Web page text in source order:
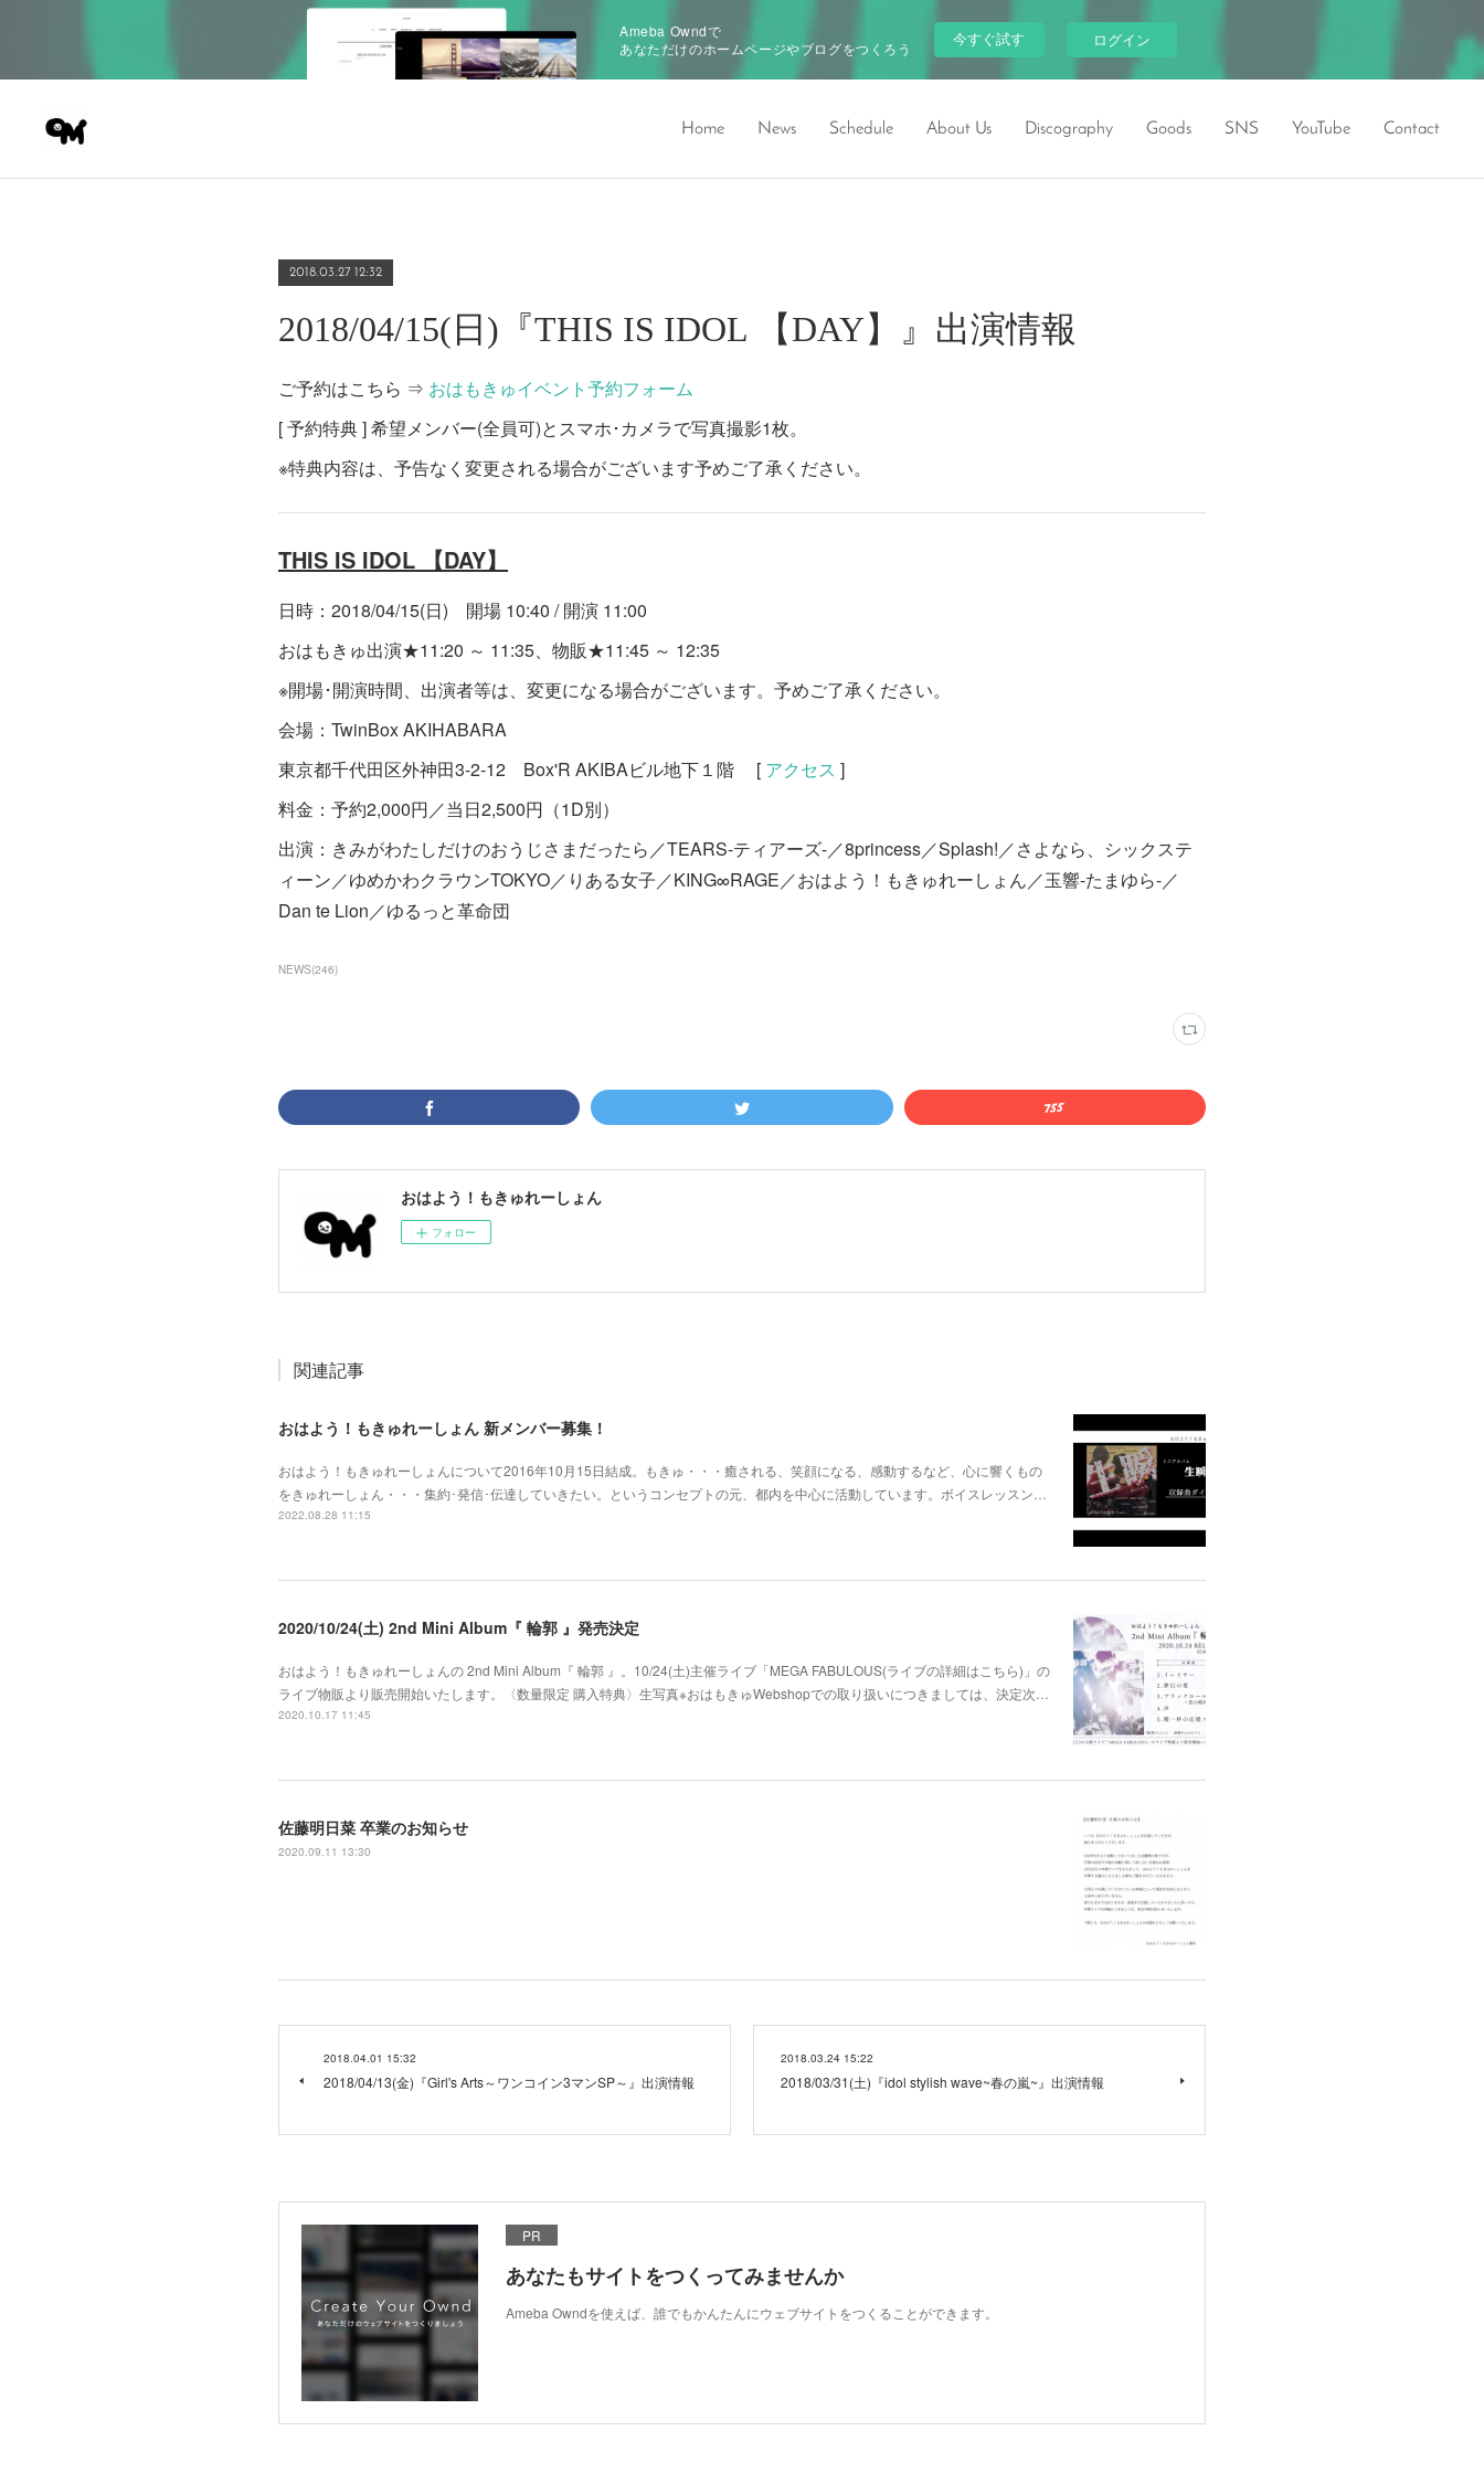
Ameba Owndで
あなただけのホームページやブログをつくろう
今すぐ試す ログイン
Home News Schedule About Us Discography Goods SNS YouTube Contact
2018.03.27 12:32
2018/04/15(日)『THIS IS IDOL 【DAY】』出演情報
ご予約はこちら ⇒ おはもきゅイベント予約フォーム
[ 予約特典 ] 希望メンバー(全員可)とスマホ･カメラで写真撮影1枚。
※特典内容は、予告なく変更される場合がございます予めご了承ください。
THIS IS IDOL 【DAY】
日時：2018/04/15(日) 開場 10:40 / 開演 11:00
おはもきゅ出演★11:20 ～ 11:35、物販★11:45 ～ 12:35
※開場･開演時間、出演者等は、変更になる場合がございます。予めご了承ください。
会場：TwinBox AKIHABARA
東京都千代田区外神田3-2-12 Box'R AKIBAビル地下１階 [ アクセス ]
料金：予約2,000円／当日2,500円（1D別）
出演：きみがわたしだけのおうじさまだったら／TEARS-ティアーズ-／8princess／Splash!／さよなら、シックステ
ィーン／ゆめかわクラウンTOKYO／りある女子／KING∞RAGE／おはよう！もきゅれーしょん／玉響-たまゆら-／
Dan te Lion／ゆるっと革命団
NEWS(246)
おはよう！もきゅれーしょん
フォロー
関連記事
おはよう！もきゅれーしょん 新メンバー募集！
おはよう！もきゅれーしょんについて2016年10月15日結成。もきゅ・・・癒される、笑顔になる、感動するなど、心に響くもの
をきゅれーしょん・・・集約･発信･伝達していきたい。というコンセプトの元、都内を中心に活動しています。ボイスレッスン…
2022.08.28 11:15
2020/10/24(土) 2nd Mini Album『 輪郭 』発売決定
おはよう！もきゅれーしょんの 2nd Mini Album『 輪郭 』。10/24(土)主催ライブ「MEGA FABULOUS(ライブの詳細はこちら)」の
ライブ物販より販売開始いたします。〈数量限定 購入特典〉生写真※おはもきゅWebshopでの取り扱いにつきましては、決定次…
2020.10.17 11:45
佐藤明日菜 卒業のお知らせ
2020.09.11 13:30
2018.04.01 15:32
2018/04/13(金)『Girl's Arts～ワンコイン3マンSP～』出演情報
2018.03.24 15:22
2018/03/31(土)『idol stylish wave~春の嵐~』出演情報
PR
あなたもサイトをつくってみませんか
Ameba Owndを使えば、誰でもかんたんにウェブサイトをつくることができます。